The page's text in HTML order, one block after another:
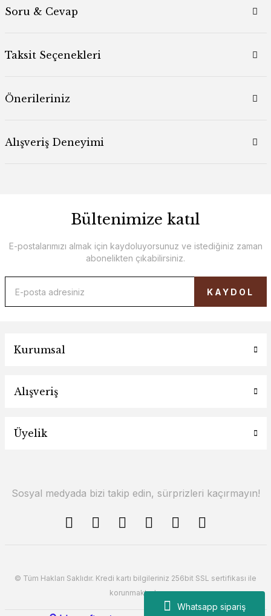
Whatsapp sipariş
Soru & Cevap
Taksit Seçenekleri
Önerileriniz
Alışveriş Deneyimi
Bültenimize katıl
E-postalarımızı almak için kaydoluyorsunuz ve istediğiniz zaman
abonelikten çıkabilirsiniz.
KAYDOL
Kurumsal
Alışveriş
Üyelik
Sosyal medyada bizi takip edin, sürprizleri kaçırmayın!
© Tüm Hakları Saklıdır. Kredi kartı bilgileriniz 256bit SSL sertifikası ile
korunmaktadır.